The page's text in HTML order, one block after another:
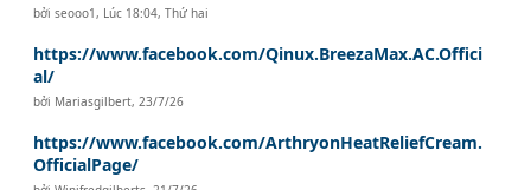
bởiseooo1 , Lúc 18:04, Thứ hai
https://www.facebook.com/Qinux.BreezaMax.AC.Offici
al/
bởi Mariasgilbert, 23/7/26
https://www.facebook.com/ArthryonHeatReliefCream.
OfficialPage/